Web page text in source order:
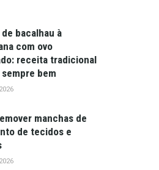
bacalhau à
com ovo
receita tradicional
bem
manchas de
de tecidos e